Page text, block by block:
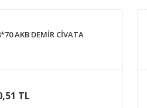
AKB DEMİR CİVATA
TL